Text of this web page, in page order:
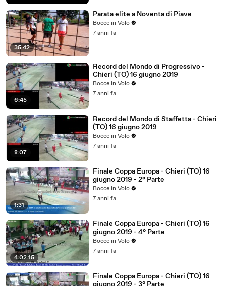
35:42
Parata elite a Noventa di Piave
Bocce in Volo
7 anni fa
6:45
Record del Mondo di Progressivo -
Chieri (TO) 16 giugno 2019
Bocce in Volo
7 anni fa
8:07
Record del Mondo di Staffetta - Chieri
(TO) 16 giugno 2019
Bocce in Volo
7 anni fa
1:31
Finale Coppa Europa - Chieri (TO) 16
giugno 2019 - 2° Parte
Bocce in Volo
7 anni fa
4:02:15
Finale Coppa Europa - Chieri (TO) 16
giugno 2019 - 4° Parte
Bocce in Volo
7 anni fa
Finale Coppa Europa - Chieri (TO) 16